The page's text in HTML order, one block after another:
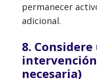
permanecer
adicional.
8. Considere
necesaria)